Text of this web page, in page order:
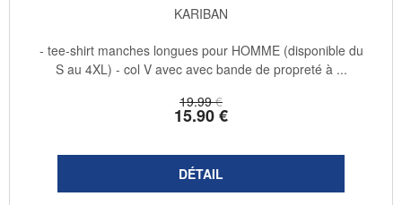
KARIBAN
19.99 €
15.90€
- tee-shirt manches longues pour HOMME (disponible du
S au 4XL) - col V avec avec bande de propreté à ...